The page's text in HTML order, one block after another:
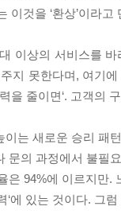
이것을 ‘환상’이라고
이상의 서비스를
지 못한다며, 여기
을 줄이면‘. 고객의
이는 새로운 승리 패턴
문의 과정에서 불필
은 94%에 이르지만
‘에 있는 것이다. 그